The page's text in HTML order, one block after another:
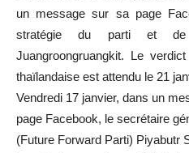
un message sur sa page
stratégie du parti et de
Juangroongruangkit. Le
thaïlandaise est attendu le 21
Vendredi 17 janvier, dans un
page Facebook, le secrétaire
(Future Forward Parti) Piyabutr